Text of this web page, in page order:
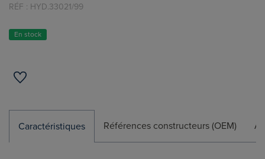
RÉF : HYD.33021/99
En stock
Caractéristiques Références constructeurs (OEM)